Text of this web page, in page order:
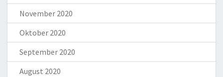
November 2020
Oktober 2020
September 2020
August 2020